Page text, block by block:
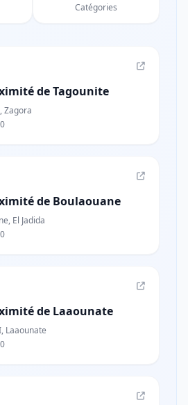
Catégories
de Tagounite
Zagora
de Boulaouane
El Jadida
de Laaounate
Laaounate